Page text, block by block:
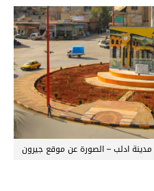
ادلب – الصورة عن موقع جيرون